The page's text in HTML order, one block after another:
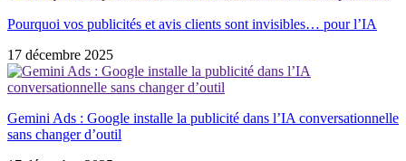
Pourquoi vos publicités et avis clients sont invisibles… pour l’IA
17 décembre 2025
Gemini Ads : Google installe la publicité dans l’IA conversationnelle
sans changer d’outil